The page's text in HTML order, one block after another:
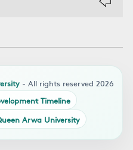
- All rights reserved 2026
Timeline
Arwa University